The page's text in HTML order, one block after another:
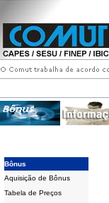
Bônus
Aquisição de Bônus
Tabela de Preços